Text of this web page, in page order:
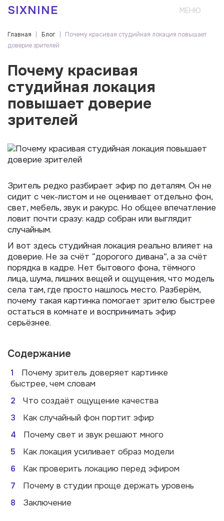
Перейти к основному содержанию
SIXNINE
Вы здесь
Главная Блог
Почему красивая студийная локация повышает
доверие зрителей
Почему красивая
студийная локация
повышает доверие
зрителей
Зритель редко разбирает эфир по деталям. Он не
сидит с чек-листом и не оценивает отдельно фон,
свет, мебель, звук и ракурс. Но общее впечатление
ловит почти сразу: кадр собран или выглядит
случайным.
И вот здесь студийная локация реально влияет на
доверие. Не за счёт “дорогого дивана”, а за счёт
порядка в кадре. Нет бытового фона, тёмного
лица, шума, лишних вещей и ощущения, что модель
села там, где просто нашлось место. Разберём,
почему такая картинка помогает зрителю быстрее
остаться в комнате и воспринимать эфир
серьёзнее.
Содержание
1
Почему зритель доверяет картинке
быстрее, чем словам
2
Что создаёт ощущение качества
3
Как случайный фон портит эфир
4
Почему свет и звук решают много
5
Как локация усиливает образ модели
6
Как проверить локацию перед эфиром
7
Почему в студии проще держать уровень
8
Заключение